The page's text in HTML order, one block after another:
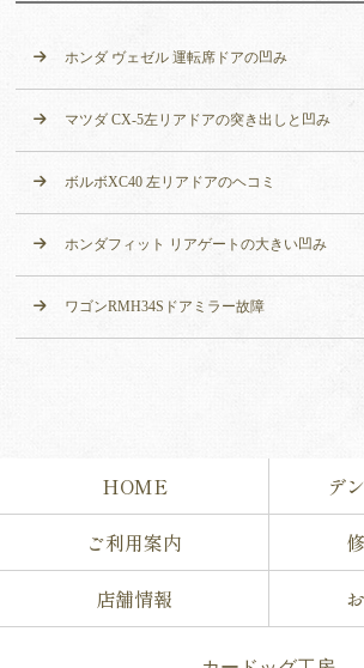
ホンダ ヴェゼル 運転席ドアの凹み
マツダ CX-5左リアドアの突き出しと凹み
ボルボXC40 左リアドアのヘコミ
ホンダフィット リアゲートの大きい凹み
ワゴンRMH34Sドアミラー故障
HOME
デ
ご利用案内
店舗情報